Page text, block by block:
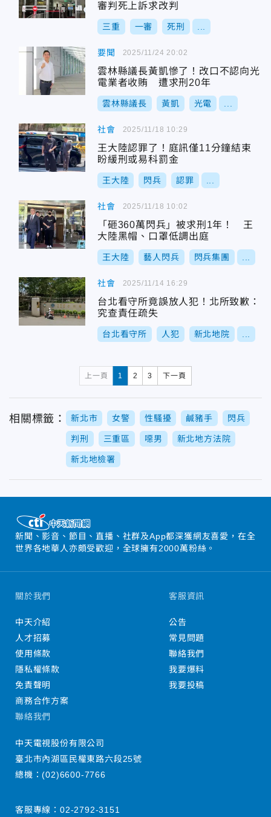
審判死上訴求改判
三重 一審 死刑
要聞
雲林縣議長黃凱慘了！改口不認向光
電業者收賄 遭求刑20年
雲林縣議長 黃凱 光電
2025/11/24 20:02
社會
王大陸認罪了！庭訊僅11分鐘結束
盼緩刑或易科罰金
王大陸 閃兵 認罪
2025/11/18 10:29
社會
「砸360萬閃兵」被求刑1年！ 王
大陸黑帽、口罩低調出庭
王大陸 藝人閃兵 閃兵集團
2025/11/18 10:02
社會
台北看守所竟誤放人犯！北所致歉：
究查責任疏失
台北看守所 人犯 新北地院
2025/11/14 16:29
上一頁 1 2 3 下一頁
相關標籤： 新北市 女警 性騷擾 鹹豬手 閃兵
判刑 三重區 噁男 新北地方法院
新北地檢署
新聞、影音、節目、直播、社群及App都深獲網友喜愛，在全
世界各地華人亦頗受歡迎，全球擁有2000萬粉絲。
關於我們
中天介紹
人才招募
使用條款
隱私權條款
免責聲明
商務合作方案
客服資訊
公告
常見問題
聯絡我們
我要爆料
我要投稿
聯絡我們
中天電視股份有限公司
臺北市內湖區民權東路六段25號
總機：(02)6600-7766
客服專線： 02-2792-3151